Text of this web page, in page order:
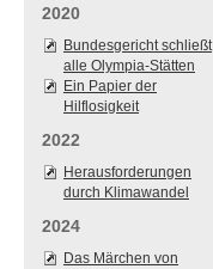
2020
Bundesgericht schließt
alle Olympia-Stätten
Ein Papier der
Hilflosigkeit
2022
Herausforderungen
durch Klimawandel
2024
Das Märchen von